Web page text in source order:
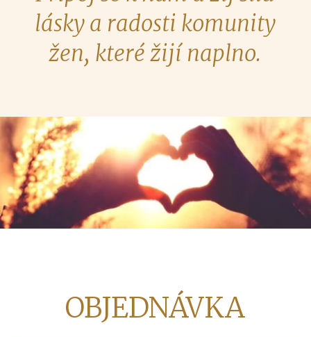
lásky a radosti komunity
žen, které žijí naplno.
OBJEDNÁVKA